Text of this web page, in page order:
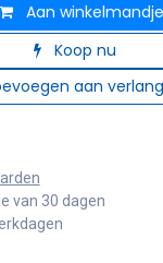
Aan
Koop nu
aan
van 30 dagen